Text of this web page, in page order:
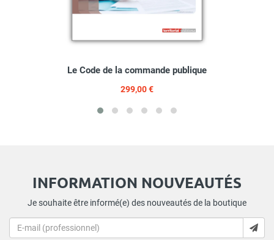
Le Code de la commande publique
299,00 €
INFORMATION NOUVEAUTÉS
Je souhaite être informé(e) des nouveautés de la boutique